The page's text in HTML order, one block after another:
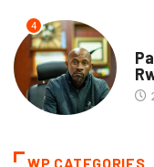
4
WP CATEGORIES